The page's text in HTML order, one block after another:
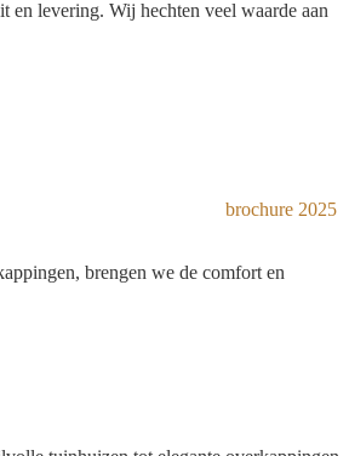
en levering. Wij hechten veel waarde aan
brengen we de comfort en